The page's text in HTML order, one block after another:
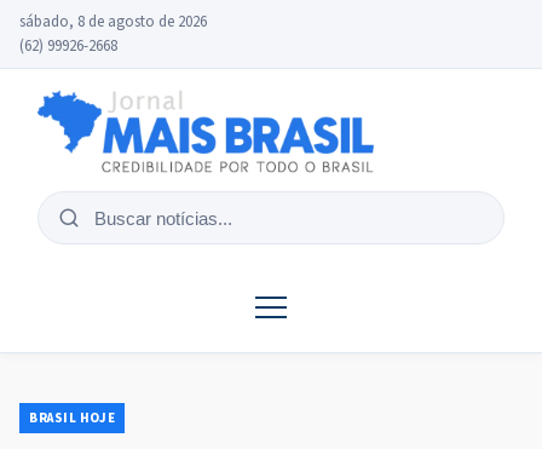
sábado, 8 de agosto de 2026
(62) 99926-2668
Buscar
BRASIL HOJE